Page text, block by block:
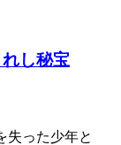
し秘宝
った少年と